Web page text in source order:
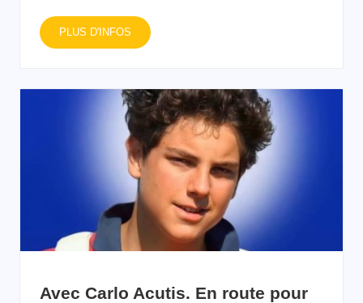
PLUS D'INFOS
Avec Carlo Acutis. En route pour